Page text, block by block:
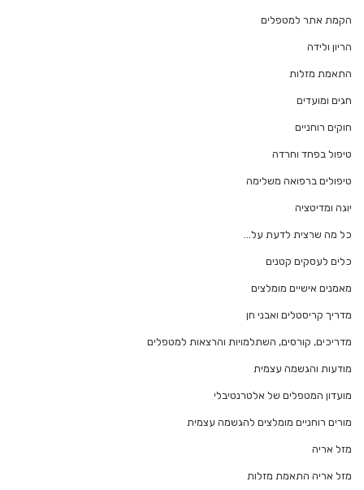
הקמת אתר למטפלים
הריון ולידה
התאמת מזלות
חגים ומועדים
חוקים רוחניים
טיפול בפחד וחרדה
טיפולים ברפואה משלימה
יוגה ומדיטציה
כל מה שרצית לדעת על…
כלים לעסקים קטנים
מאמנים אישיים מומלצים
מדריך קריסטלים ואבני חן
מדריכים, קורסים, השתלמויות והרצאות למטפלים
מודעות והגשמה עצמית
מועדון המטפלים של אלטרנטיבלי
מורים רוחניים מומלצים להגשמה עצמית
מזל אריה
מזל אריה התאמת מזלות